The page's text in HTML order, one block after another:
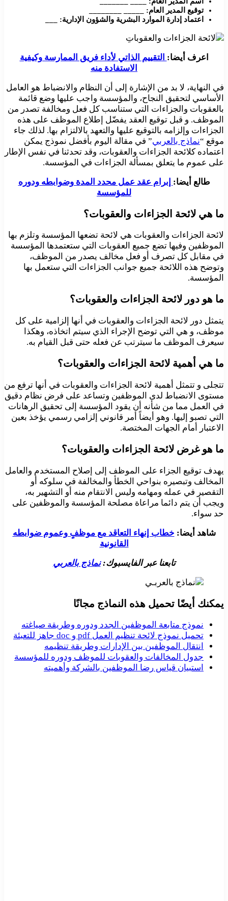
توقيع المدير العام: _____ ________
اعتماد إدارة الموارد البشرية والشؤون الإدارية: ___
اعرف أيضا: التقييم الذاتي لأداء فريق الممارسة وكيفية
الاستفادة منه
في النهاية، لا بد من الإشارة إلى أن النظام والانضباط هو العامل
الأساسي لتحقيق النجاح، والمؤسسة واجب عليها وضع قائمة
بالعقوبات والجزاءات التي ستناسب كل فعل ومخالفة تصدر من
الموظف. و قبل توقيع العقد يفضّل إطلاع الموظف على هذه
الجزاءات وإلزامه بالتوقيع عليها والتعهد بالالتزام بها. لذلك جاء
موقع “نماذج بالعربي” في مقالة اليوم بأفضل نموذج يمكن
اعتماده كلائحة الجزاءات والعقوبات، وقد تحدثنا في نفس الإطار
على عموم ما يتعلق بمسألة الجزاءات في المؤسسة.
طالع أيضا: إبرام عقد عمل محدد المدة وضوابطه ودوره
للمؤسسة
ما هي لائحة الجزاءات والعقوبات؟
لائحة الجزاءات والعقوبات هي لائحة تضعها المؤسسة وتلزم بها
الموظفين وفيها تضع جميع العقوبات التي ستعتمدها المؤسسة
في مقابل كل تصرف أو فعل مخالف يصدر من الموظف،
وتوضح هذه اللائحة جميع جوانب الجزاءات التي ستعمل بها
المؤسسة.
ما هو دور لائحة الجزاءات والعقوبات؟
يتمثل دور لائحة الجزاءات والعقوبات في أنها إلزامية على كل
موظف، و هي التي توضح الإجراء الذي سيتم اتخاذه، وهكذا
سيعرف الموظف ما سيترتب عن فعله حتى قبل القيام به.
ما هي أهمية لائحة الجزاءات والعقوبات؟
تتجلى و تتمثل أهمية لائحة الجزاءات والعقوبات في أنها ترفع من
مستوى الانضباط لدى الموظفين وتساعد على فرض نظام دقيق
في العمل مما من شأنه أن يقود المؤسسة إلى تحقيق الرهانات
التي تصبو إليها. وهو أيضاً أمر قانوني إلزامي رسمي يؤخذ بعين
الاعتبار أمام الجهات المختصة.
ما هو غرض لائحة الجزاءات والعقوبات؟
يهدف توقيع الجزاء على الموظف إلى إصلاح المستخدم والعامل
المخالف وتبصيره بنواحي الخطأ والمخالفة في سلوكه أو
التقصير في عمله ومهامه وليس الانتقام منه أو التشهير به،
ويجب أن يتم دائما مراعاة مصلحة المؤسسة والموظفين على
حد سواء.
شاهد أيضا: خطاب إنهاء التعاقد مع موظفٍ وعموم ضوابطه
القانونية
تابعنا عبر الفايسبوك:نماذج بالعربي
يمكنك أيضًا تحميل هذه النماذج مجانًا
نموذج متابعة الموظفين الجدد ودوره وطريقة صياغته
تحميل نموذج لائحة تنظيم العمل pdf و doc جاهز للتعبئة
انتقال الموظفين بين الإدارات وطريقة تنظيمه
جدول المخالفات والعقوبات للموظف ودوره للمؤسسة
استبيان قياس رضا الموظفين بالشركة وأهميته